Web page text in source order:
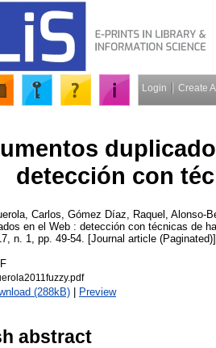
Login Create
detección con
Carlos Gómez Díaz, Raquel
Alonso-
en el Web : detección con técnicas de
n. 1, pp. 49-54. [Journal article (Paginated)]
(288kB) | Preview
abstract